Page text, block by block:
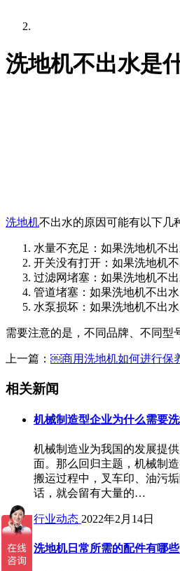
洗地机不出水是
洗地机不出水的原因可能有以下几
水量不充足：如果洗地机不
开关没有打开：如果洗地机
过滤网堵塞：如果洗地机不
管道堵塞：如果洗地机不出
水泵损坏：如果洗地机不出
需要注意的是，不同品牌、不同型
上一篇： ￼商用洗地机如何进行保
相关新闻
机械制造型企业为什么需要
机械制造业为我国的发展提
面。那么回归主题，机械制
搬运过程中，叉车印、油污
话，就会留有大量的…
行业动态 2022年2月14日
洗地机日常所需的配件有哪些